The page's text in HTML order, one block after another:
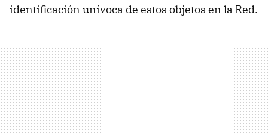
identificación unívoca de estos objetos en la Red.